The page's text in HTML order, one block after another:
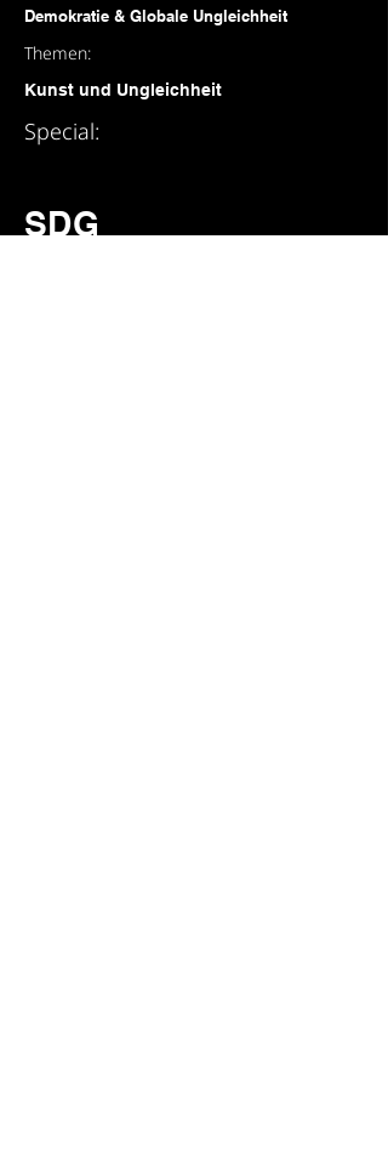
Demokratie & Globale Ungleichheit
Themen:
Kunst und Ungleichheit
Special:
SDG